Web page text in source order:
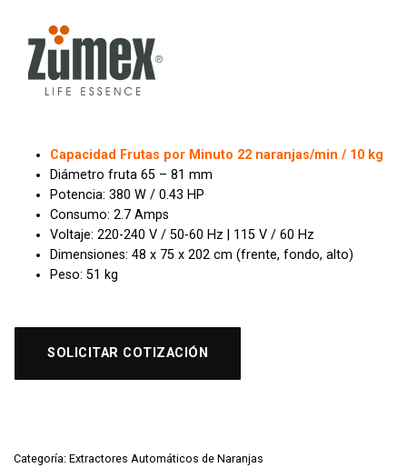
Capacidad Frutas por Minuto 22 naranjas/min / 10 kg
Diámetro fruta 65 – 81 mm
Potencia: 380 W / 0.43 HP
Consumo: 2.7 Amps
Voltaje: 220-240 V / 50-60 Hz | 115 V / 60 Hz
Dimensiones: 48 x 75 x 202 cm (frente, fondo, alto)
Peso: 51 kg
SOLICITAR COTIZACIÓN
Categoría: Extractores Automáticos de Naranjas